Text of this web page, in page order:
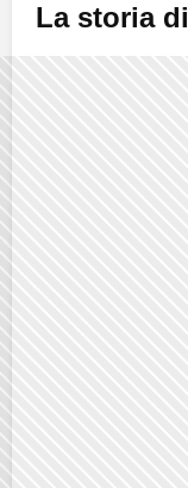
La storia di